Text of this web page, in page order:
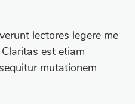
lectores legere me
est etiam
mutationem